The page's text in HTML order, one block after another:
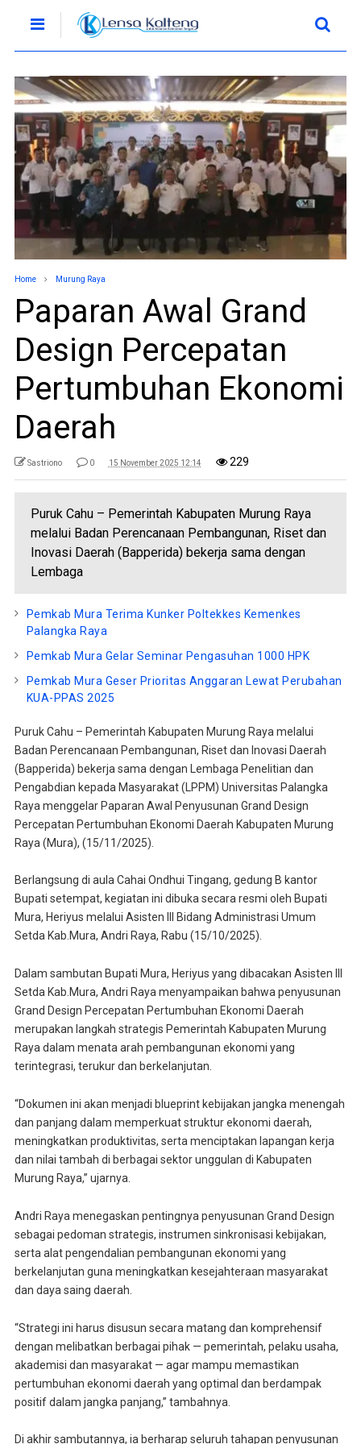
Home Murung Raya
Paparan Awal Grand
Design Percepatan
Pertumbuhan Ekonomi
Daerah
Sastriono 0 15 November 2025 12:14 229
Puruk Cahu – Pemerintah Kabupaten Murung Raya
melalui Badan Perencanaan Pembangunan, Riset dan
Inovasi Daerah (Bapperida) bekerja sama dengan
Lembaga
Pemkab Mura Terima Kunker Poltekkes Kemenkes
Palangka Raya
Pemkab Mura Gelar Seminar Pengasuhan 1000 HPK
Pemkab Mura Geser Prioritas Anggaran Lewat Perubahan
KUA-PPAS 2025
Puruk Cahu – Pemerintah Kabupaten Murung Raya melalui
Badan Perencanaan Pembangunan, Riset dan Inovasi Daerah
(Bapperida) bekerja sama dengan Lembaga Penelitian dan
Pengabdian kepada Masyarakat (LPPM) Universitas Palangka
Raya menggelar Paparan Awal Penyusunan Grand Design
Percepatan Pertumbuhan Ekonomi Daerah Kabupaten Murung
Raya (Mura), (15/11/2025).
Berlangsung di aula Cahai Ondhui Tingang, gedung B kantor
Bupati setempat, kegiatan ini dibuka secara resmi oleh Bupati
Mura, Heriyus melalui Asisten III Bidang Administrasi Umum
Setda Kab.Mura, Andri Raya, Rabu (15/10/2025).
Dalam sambutan Bupati Mura, Heriyus yang dibacakan Asisten III
Setda Kab.Mura, Andri Raya menyampaikan bahwa penyusunan
Grand Design Percepatan Pertumbuhan Ekonomi Daerah
merupakan langkah strategis Pemerintah Kabupaten Murung
Raya dalam menata arah pembangunan ekonomi yang
terintegrasi, terukur dan berkelanjutan.
“Dokumen ini akan menjadi blueprint kebijakan jangka menengah
dan panjang dalam memperkuat struktur ekonomi daerah,
meningkatkan produktivitas, serta menciptakan lapangan kerja
dan nilai tambah di berbagai sektor unggulan di Kabupaten
Murung Raya,” ujarnya.
Andri Raya menegaskan pentingnya penyusunan Grand Design
sebagai pedoman strategis, instrumen sinkronisasi kebijakan,
serta alat pengendalian pembangunan ekonomi yang
berkelanjutan guna meningkatkan kesejahteraan masyarakat
dan daya saing daerah.
“Strategi ini harus disusun secara matang dan komprehensif
dengan melibatkan berbagai pihak — pemerintah, pelaku usaha,
akademisi dan masyarakat — agar mampu memastikan
pertumbuhan ekonomi daerah yang optimal dan berdampak
positif dalam jangka panjang,” tambahnya.
Di akhir sambutannya, ia berharap seluruh tahapan penyusunan